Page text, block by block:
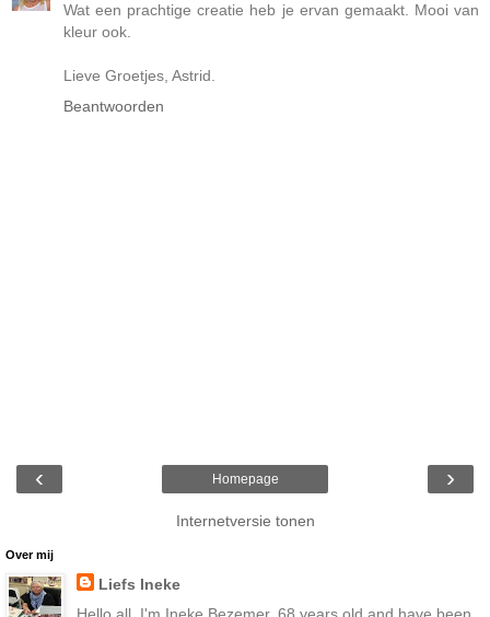
Wat een prachtige creatie heb je ervan gemaakt. Mooi van
kleur ook.
Lieve Groetjes, Astrid.
Beantwoorden
‹ ›
Homepage
Internetversie tonen
Over mij
Liefs Ineke